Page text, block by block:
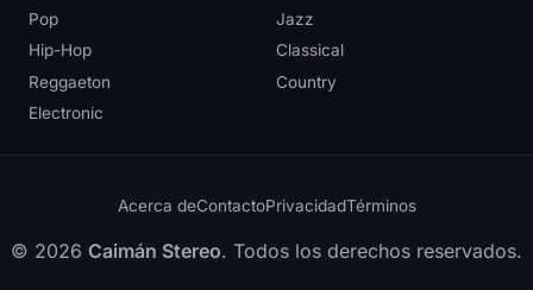
Pop
Jazz
Hip-Hop
Classical
Reggaeton
Country
Electronic
Acerca deContactoPrivacidadTérminos
© 2026 Caimán Stereo. Todos los derechos reservados.